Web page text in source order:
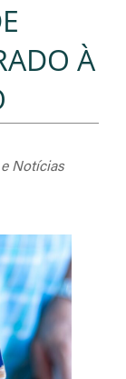
À
Notícias